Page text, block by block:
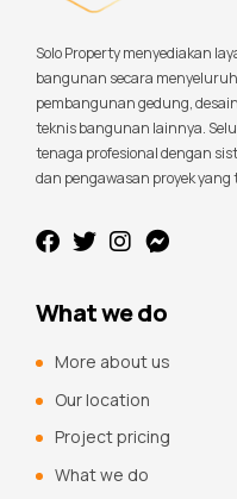
Solo Property menyediakan
bangunan secara
pembangunan gedung,
teknis bangunan lainnya.
tenaga profesional dengan
dan pengawasan proyek yang
What we do
More about us
Our location
Project pricing
What we do